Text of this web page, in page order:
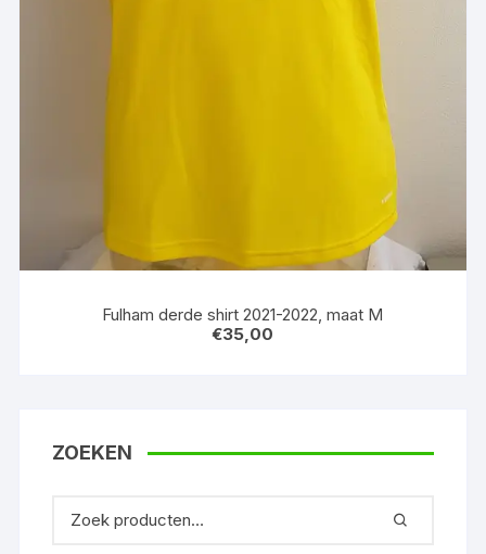
Fulham derde shirt 2021-2022, maat M
€35,00
ZOEKEN